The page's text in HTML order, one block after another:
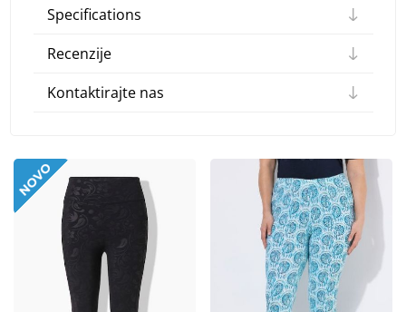
Specifications
Recenzije
Kontaktirajte nas